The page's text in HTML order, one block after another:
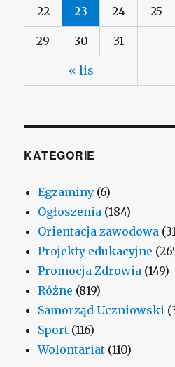
« lis
22 23 24 25
29 30 31
KATEGORIE
Egzaminy (6)
Ogłoszenia (184)
Orientacja zawodowa
Projekty edukacyjne
Promocja Zdrowia (149)
Różne (819)
Samorząd Uczniowski
Sport (116)
Wolontariat (110)